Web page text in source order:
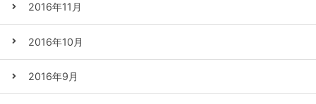
2016年11月
2016年10月
2016年9月